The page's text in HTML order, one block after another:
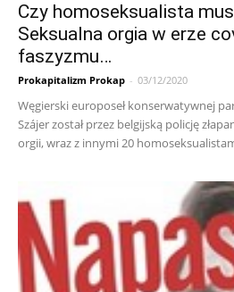
Czy homoseksualista
Seksualna orgia w erze
faszyzmu…
Prokapitalizm Prokap - 03/12/2020
Węgierski europoseł konserwatywnej
Szájer został przez belgijską policję
orgii, wraz z innymi 20